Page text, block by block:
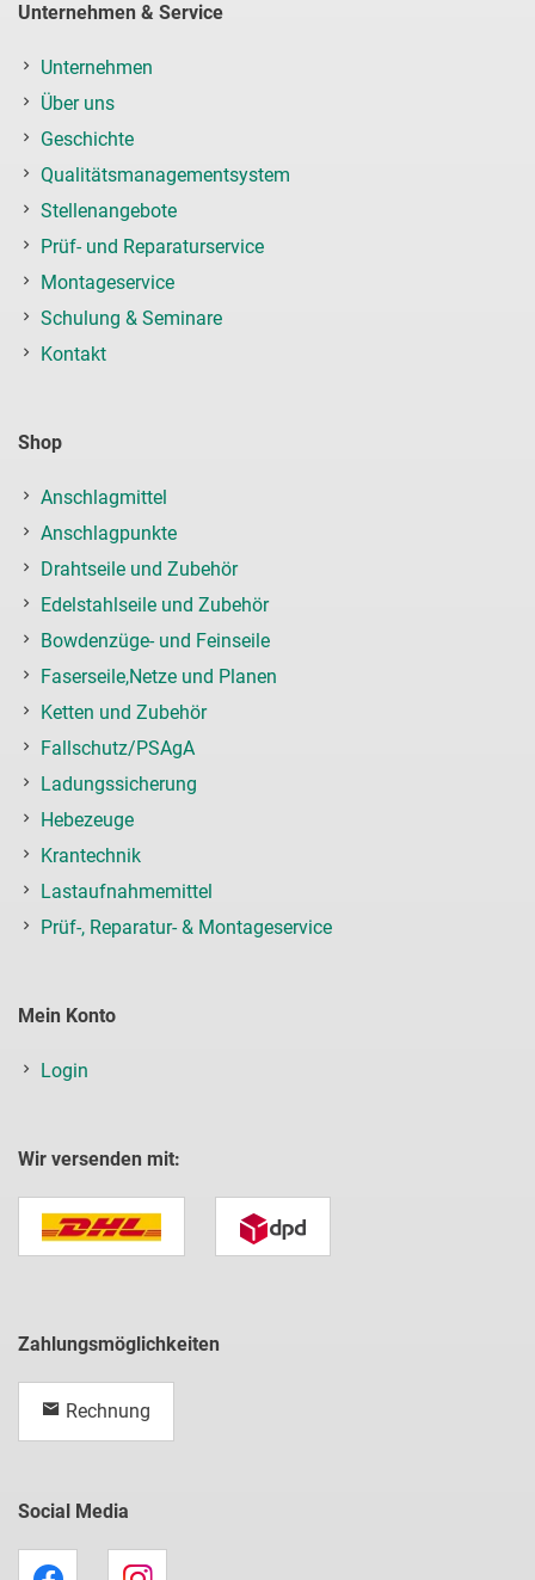
Unternehmen & Service
Unternehmen
Über uns
Geschichte
Qualitätsmanagementsystem
Stellenangebote
Prüf- und Reparaturservice
Montageservice
Schulung & Seminare
Kontakt
Shop
Anschlagmittel
Anschlagpunkte
Drahtseile und Zubehör
Edelstahlseile und Zubehör
Bowdenzüge- und Feinseile
Faserseile,Netze und Planen
Ketten und Zubehör
Fallschutz/PSAgA
Ladungssicherung
Hebezeuge
Krantechnik
Lastaufnahmemittel
Prüf-, Reparatur- & Montageservice
Mein Konto
Login
Wir versenden mit:
Zahlungsmöglichkeiten
Rechnung
Social Media